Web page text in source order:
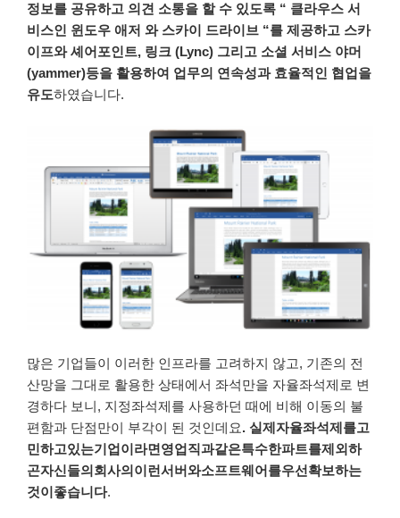
정보를 공유하고 의견 소통을 할 수 있도록 “ 클라우스 서
비스인 윈도우 애저 와 스카이 드라이브 “를 제공하고 스카
이프와 셰어포인트, 링크 (Lync) 그리고 소셜 서비스 야머
(yammer)등을 활용하여 업무의 연속성과 효율적인 협업을
유도하였습니다.
많은 기업들이 이러한 인프라를 고려하지 않고, 기존의 전
산망을 그대로 활용한 상태에서 좌석만을 자율좌석제로 변
경하다 보니, 지정좌석제를 사용하던 때에 비해 이동의 불
편함과 단점만이 부각이 된 것인데요. 실제자율좌석제를고
민하고있는기업이라면영업직과같은특수한파트를제외하
곤자신들의회사의이런서버와소프트웨어를우선확보하는
것이좋습니다.